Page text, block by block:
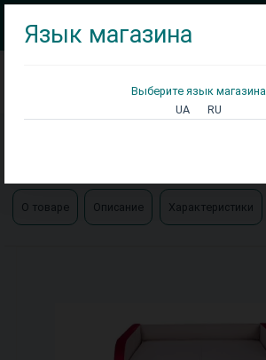
Матрасы
Язык магазина
Выберите язык магазина
UA
RU
О товаре Описание Характеристики